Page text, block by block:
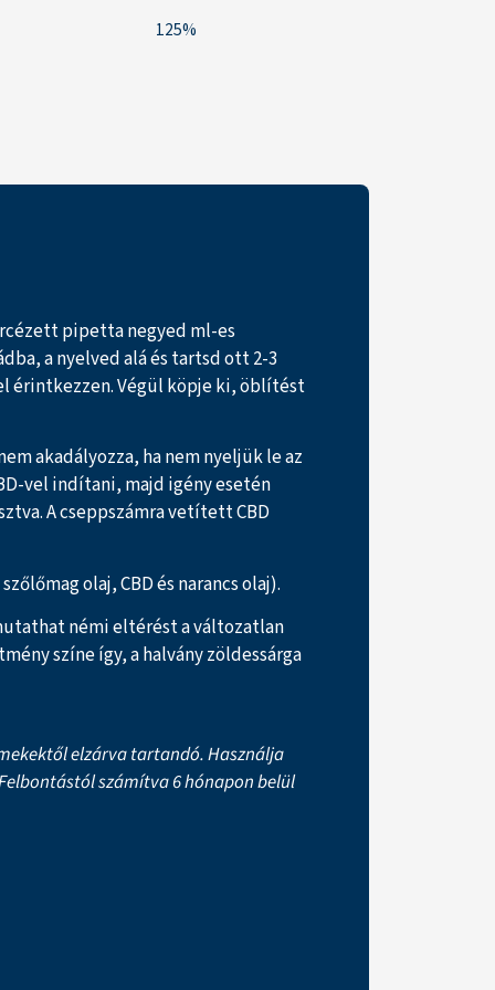
125%
pipetta negyed ml-es
a nyelved alá és tartsd ott 2-3
érintkezzen. Végül köpje ki, öblítést
akadályozza, ha nem nyeljük le az
vel indítani, majd igény esetén
A cseppszámra vetített CBD
olaj, CBD és narancs olaj).
némi eltérést a változatlan
színe így, a halvány zöldessárga
elzárva tartandó. Használja
számítva 6 hónapon belül